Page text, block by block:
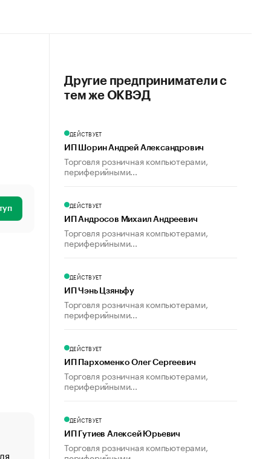
«От спорта тело стареет иначе». Как живет глава
Другие предприниматели с
тем же ОКВЭД
ДЕЙСТВУЕТ
ИП Шорин Андрей Александрович
Торговля розничная компьютерами,
периферийными...
ДЕЙСТВУЕТ
ИП Андросов Михаил Андреевич
Торговля розничная компьютерами,
периферийными...
ДЕЙСТВУЕТ
ИП Чэнь Цзяньфу
Торговля розничная компьютерами,
периферийными...
ДЕЙСТВУЕТ
ИП Пархоменко Олег Сергеевич
Торговля розничная компьютерами,
периферийными...
ДЕЙСТВУЕТ
ИП Гутиев Алексей Юрьевич
Торговля розничная компьютерами,